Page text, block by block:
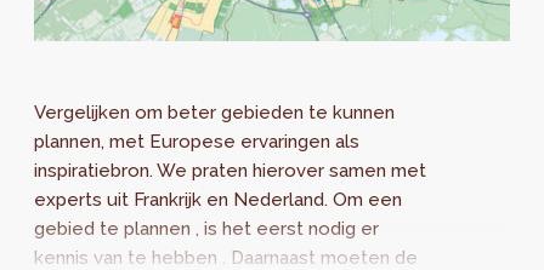
Vergelijken om beter gebieden te kunnen
plannen, met Europese ervaringen als
inspiratiebron. We praten hierover samen met
experts uit Frankrijk en Nederland. Om een
gebied te plannen , is het eerst nodig er
kennis van te hebben . Daarnaast moeten de